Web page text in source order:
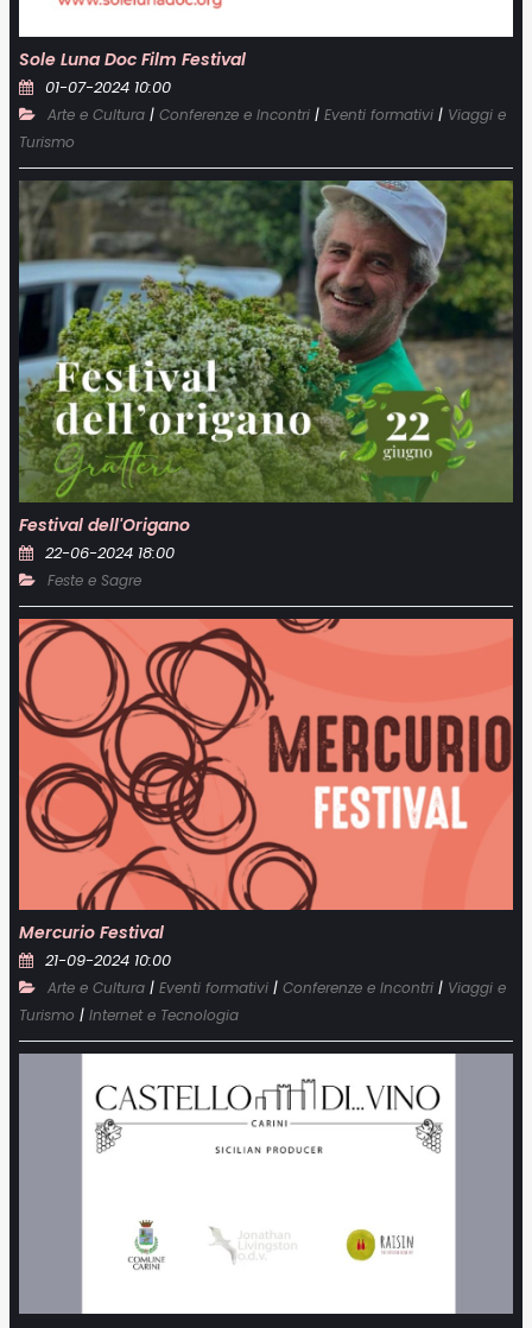
Sole Luna Doc Film Festival
01-07-2024 10:00
Arte e Cultura | Conferenze e Incontri | Eventi formativi | Viaggi e
Turismo
Festival dell'Origano
22-06-2024 18:00
Feste e Sagre
Mercurio Festival
21-09-2024 10:00
Arte e Cultura | Eventi formativi | Conferenze e Incontri | Viaggi e
Turismo | Internet e Tecnologia